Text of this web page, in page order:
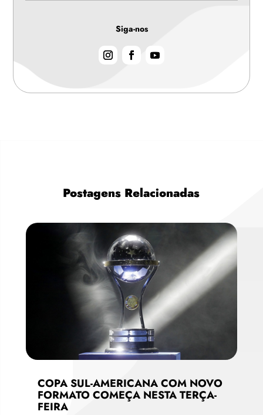
Siga-nos
Postagens Relacionadas
COPA SUL-AMERICANA COM NOVO
FORMATO COMEÇA NESTA TERÇA-
FEIRA